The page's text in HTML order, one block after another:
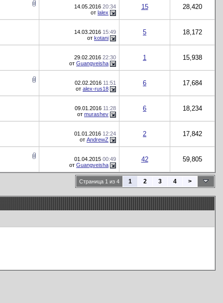
14.05.2016 20:34
от lalex
15 28,420
14.03.2016 15:49
от kotani
5 18,172
29.02.2016 22:30
от Guangveisha
1 15,938
02.02.2016 11:51
от alex-rus18
6 17,684
09.01.2016 11:28
от murashev
6 18,234
01.01.2016 12:24
от AndrewZ
2 17,842
01.04.2015 00:49
от Guangveisha
42 59,805
Страница 1 из 4 1 2 3 4 >